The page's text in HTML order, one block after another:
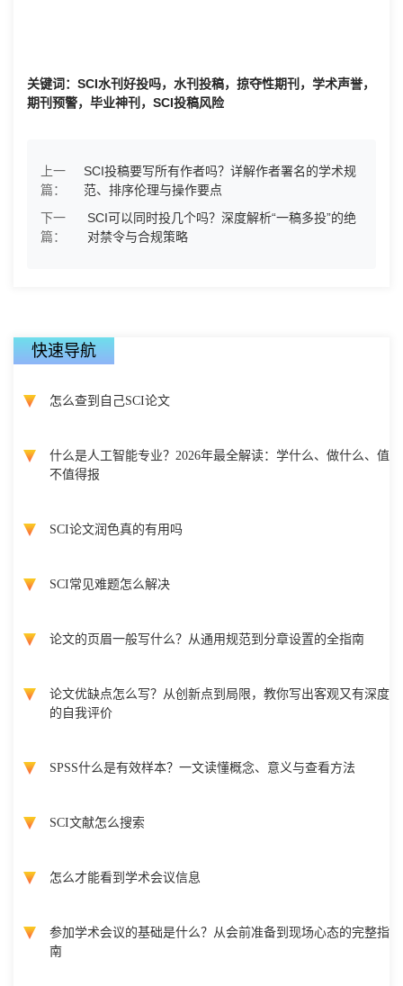
关键词：SCI水刊好投吗，水刊投稿，掠夺性期刊，学术声誉，
期刊预警，毕业神刊，SCI投稿风险
上一
篇：
SCI投稿要写所有作者吗？详解作者署名的学术规
范、排序伦理与操作要点
下一
篇：
SCI可以同时投几个吗？深度解析“一稿多投”的绝
对禁令与合规策略
快速导航
怎么查到自己SCI论文
什么是人工智能专业？2026年最全解读：学什么、做什么、值
不值得报
SCI论文润色真的有用吗
SCI常见难题怎么解决
论文的页眉一般写什么？从通用规范到分章设置的全指南
论文优缺点怎么写？从创新点到局限，教你写出客观又有深度
的自我评价
SPSS什么是有效样本？一文读懂概念、意义与查看方法
SCI文献怎么搜索
怎么才能看到学术会议信息
参加学术会议的基础是什么？从会前准备到现场心态的完整指
南